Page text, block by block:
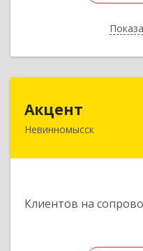
Акцент
Невинномысск
Клиентов на
357112,